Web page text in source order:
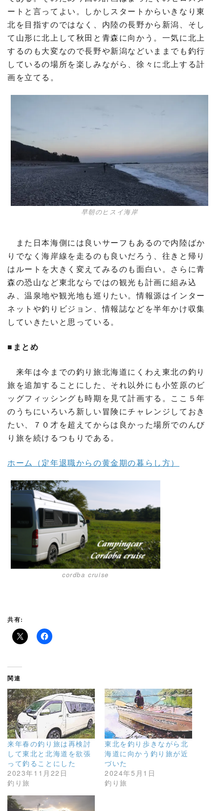
ートと言ってよい。しかしスタートからいきなり東
北を目指すのではなく、内陸の長野から新潟、そし
て山形に北上して秋田と青森に向かう。一気に北上
するのも大変なので長野や新潟などいままでも釣行
しているの場所を楽しみながら、徐々に北上する計
画を立てる。
早朝のヒスイ海岸
また日本海側には良いサーフもあるので内陸ばか
りでなく海岸線を走るのも良いだろう、往きと帰り
はルートを大きく変えてみるのも面白い。さらに青
森の恐山など東北ならではの観光も計画に組み込
み、温泉地や観光地も巡りたい。情報源はインター
ネットや釣りビジョン、情報誌などを半年かけ収集
していきたいと思っている。
■まとめ
来年は今までの釣り旅北海道にくわえ東北の釣り
旅を追加することにした、それ以外にも小笠原のビ
ッグフィッシングも時期を見て計画する。ここ５年
のうちにいろいろ新しい冒険にチャレンジしておき
たい、７０才を超えてからは良かった場所でのんび
り旅を続けるつもりである。
ホーム（定年退職からの黄金期の暮らし方）
cordba cruise
共有:
関連
来年春の釣り旅は再検討
して東北と北海道を欲張
って釣ることにした
2023年11月22日
釣り旅
東北を釣り歩きながら北
海道に向かう釣り旅が近
づいた
2024年5月1日
釣り旅